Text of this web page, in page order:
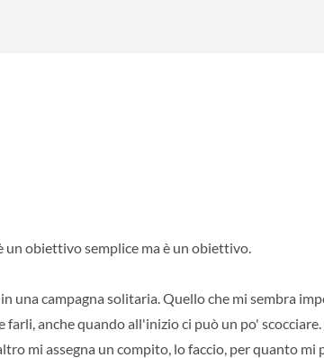
un obiettivo semplice ma è un obiettivo.
una campagna solitaria. Quello che mi sembra
farli, anche quando all'inizio ci può un po'
mi assegna un compito, lo faccio, per quanto mi